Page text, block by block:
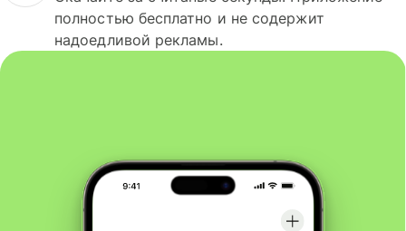
полностью бесплатно и не содержит
надоедливой рекламы.